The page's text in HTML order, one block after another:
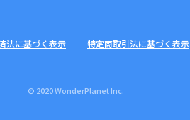
法に基づく表示 特定商取引法に基づく表示
© 2020 WonderPlanet Inc.